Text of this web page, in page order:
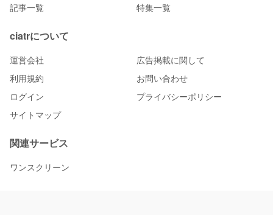
記事一覧 特集一覧
ciatrについて
運営会社
広告掲載に関して
利用規約
お問い合わせ
ログイン
プライバシーポリシー
サイトマップ
関連サービス
ワンスクリーン